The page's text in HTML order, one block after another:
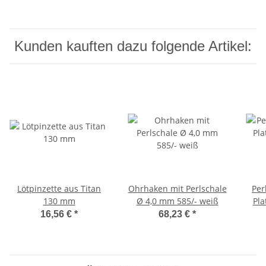
Kunden kauften dazu folgende Artikel:
Lötpinzette aus Titan
130 mm
16,56 € *
Ohrhaken mit Perlschale
Ø 4,0 mm 585/- weiß
68,23 € *